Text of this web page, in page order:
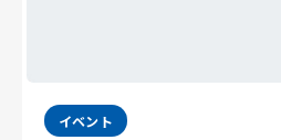
イベント